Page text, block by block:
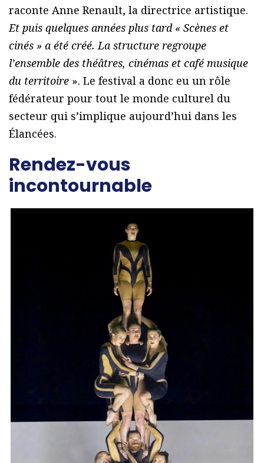
raconte Anne Renault, la directrice artistique.
Et puis quelques années plus tard « Scènes et
cinés » a été créé. La structure regroupe
l’ensemble des théâtres, cinémas et café musique
du territoire ». Le festival a donc eu un rôle
fédérateur pour tout le monde culturel du
secteur qui s’implique aujourd’hui dans les
Élancées.
Rendez-vous
incontournable